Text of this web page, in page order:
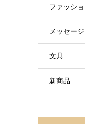
ファッシ
メッセー
文具
新商品